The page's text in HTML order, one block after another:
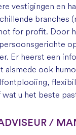
vestigingen en
branches
for profit. Door
Er heerst een
ook
u het beste
/